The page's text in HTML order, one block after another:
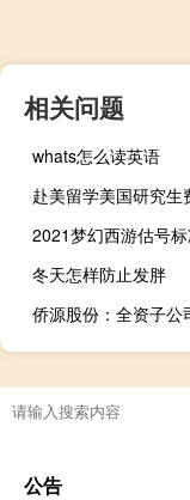
相关问题
whats怎么读英语
赴美留学美国研究生
2021梦幻西游估号
冬天怎样防止发胖
公告